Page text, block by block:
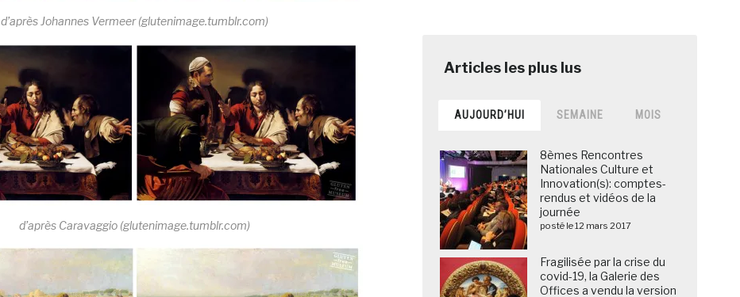
d’après Johannes Vermeer (glutenimage.tumblr.com)
d’après Caravaggio (glutenimage.tumblr.com)
AUJOURD’HUI SEMAINE MOIS
8èmes Rencontres
Nationales Culture et
Innovation(s): comptes-
rendus et vidéos de la
journée
posté le 12 mars 2017
Fragilisée par la crise du
covid-19, la Galerie des
Offices a vendu la version